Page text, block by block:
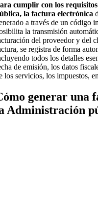
cumplir con los
la factura electrónica
a través de un
la transmisión
del proveedor y del
se registra de forma
todos los detalles
de emisión, los datos
los servicios, los impuestos,
generar una
Administración